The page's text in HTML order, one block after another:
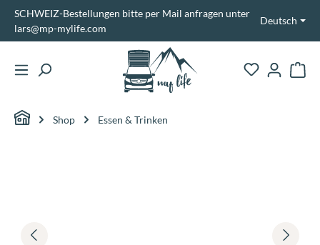
springen
SCHWEIZ-Bestellungen bitte per Mail anfragen unter
lars@mp-mylife.com
Deutsch
Shop Essen & Trinken